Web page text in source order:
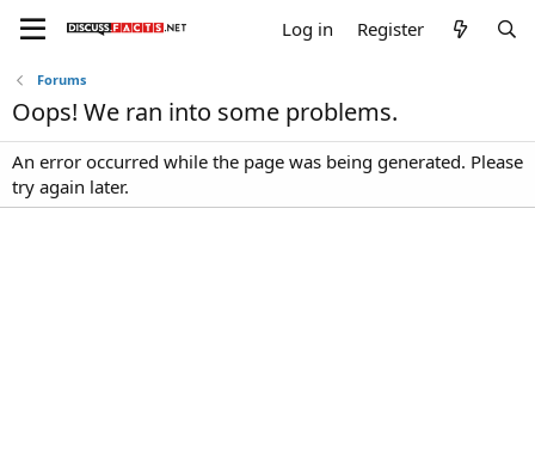
Log in Register
Forums
Oops! We ran into some problems.
An error occurred while the page was being generated. Please
try again later.